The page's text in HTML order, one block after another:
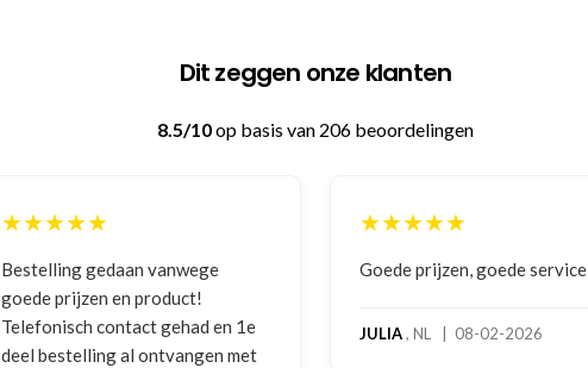
Dit zeggen onze klanten
8.5/10op basis van 206 beoordelingen
★★★★★
Bestelling gedaan vanwege
goede prijzen en product!
Telefonisch contact gehad en 1e
deel bestelling al ontvangen met
★★★★★
Goede prijzen, goede service
JULIA, NL | 08-02-2026